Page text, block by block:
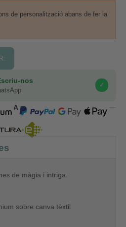
de personalització abans de fer la
nos
✓
SEGURA
de màgia i intriga.
sobre canva tèxtil